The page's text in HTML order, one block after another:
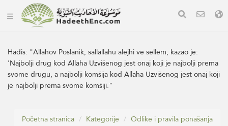
Hadis: "Allahov Poslanik, sallallahu alejhi ve sellem, kazao je:
'Najbolji drug kod Allaha Uzvišenog jest onaj koji je najbolji prema
svome drugu, a najbolji komšija kod Allaha Uzvišenog jest onaj koji
je najbolji prema svome komšiji."
Početna stranica Kategorije Odlike i pravila ponašanja